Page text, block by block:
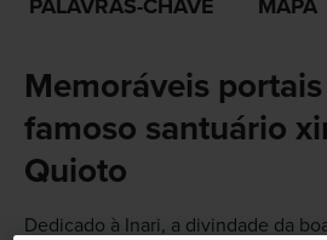
PALAVRAS-CHAVE MAPA
Memoráveis
famoso santuário
Quioto
Dedicado à Inari, a divindade da